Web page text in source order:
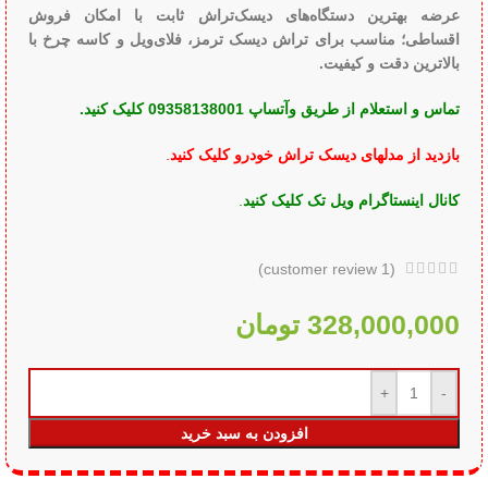
عرضه بهترین دستگاه‌های دیسک‌تراش ثابت با امکان فروش
اقساطی؛ مناسب برای تراش دیسک ترمز، فلای‌ویل و کاسه چرخ با
بالاترین دقت و کیفیت.
تماس و استعلام از طریق وآتساپ 09358138001 کلیک کنید.
بازدید از مدلهای دیسک تراش خودرو کلیک کنید
کانال اینستاگرام ویل تک کلیک کنید
(
1
328,000,000 تومان
افزودن به سبد خرید